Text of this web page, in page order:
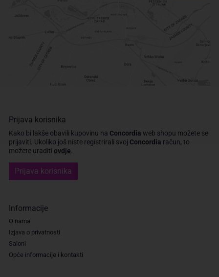
Prijava korisnika
Kako bi lakše obavili kupovinu na Concordia web shopu možete se
prijaviti. Ukoliko još niste registrirali svoj Concordia račun, to
možete uraditi ovdje
Prijava korisnika
Informacije
O nama
Izjava o privatnosti
Saloni
Opće informacije i kontakti